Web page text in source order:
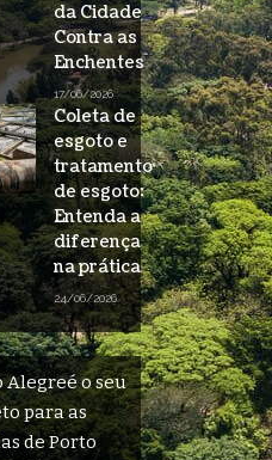
da Cidade
Contra as
Enchentes
17/06/2026
Coleta de
esgoto e
tratamento
de esgoto:
Entenda a
diferença
na prática
24/06/2026
Alegreé o seu
para as
de Porto